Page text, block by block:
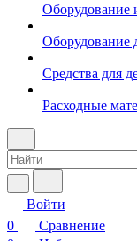
Оборудование
Оборудование
Средства для
Расходные
Войти
0
Сравнение